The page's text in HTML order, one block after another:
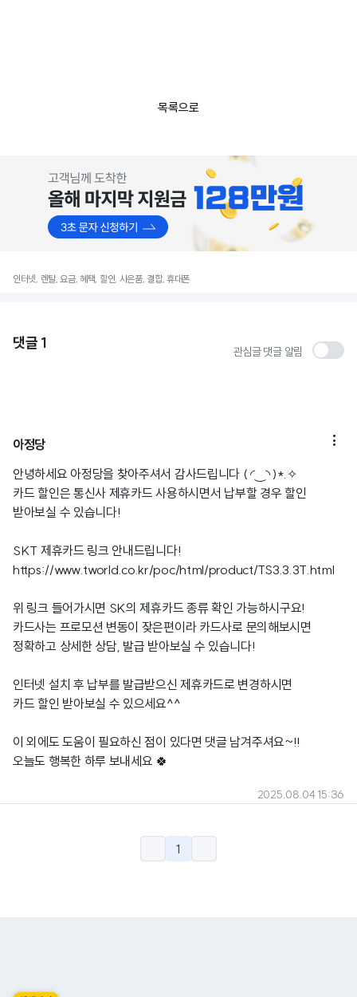
목록으로
인터넷, 렌탈, 요금, 혜택, 할인, 사은품, 결합, 휴대폰
댓글 1 관심글 댓글 알림
아정당 
안녕하세요 아정당을 찾아주셔서 감사드립니다 ( ◜‿◝ )*.✧
카드 할인은 통신사 제휴카드 사용하시면서 납부할 경우 할인
받아보실 수 있습니다!
SKT 제휴카드 링크 안내드립니다!
https://www.tworld.co.kr/poc/html/product/TS3.3.3T.html
위 링크 들어가시면 SK의 제휴카드 종류 확인 가능하시구요!
카드사는 프로모션 변동이 잦은편이라 카드사로 문의해보시면
정확하고 상세한 상담, 발급 받아보실 수 있습니다!
인터넷 설치 후 납부를 발급받으신 제휴카드로 변경하시면
카드 할인 받아보실 수 있으세요^^
이 외에도 도움이 필요하신 점이 있다면 댓글 남겨주셔요~!!
오늘도 행복한 하루 보내세요 🍀
2025.08.04 15:36
1